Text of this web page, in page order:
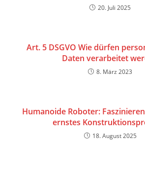
20. Juli 2025
Art. 5 DSGVO Wie dürfen
Daten verarbeitet
8. März 2023
Humanoide Roboter:
ernstes
18. August 2025